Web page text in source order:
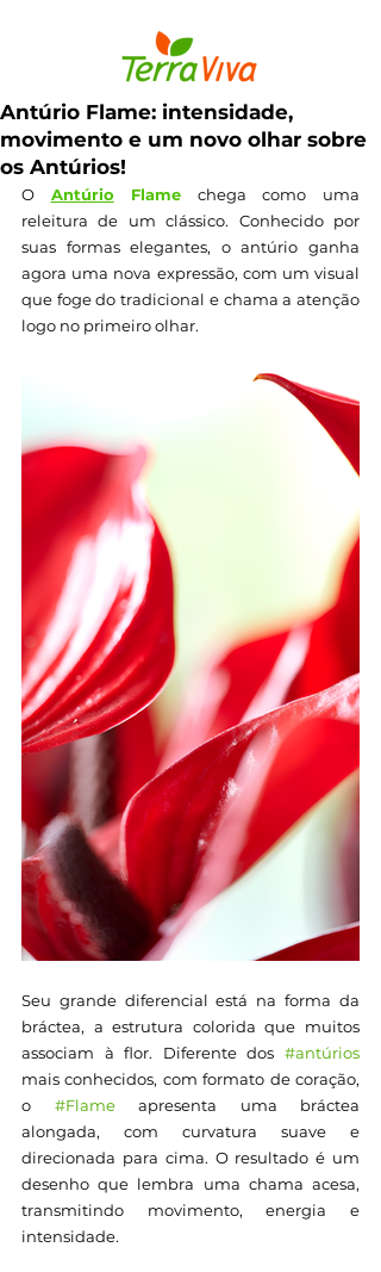
Antúrio Flame: intensidade,
movimento e um novo olhar sobre
os Antúrios!
O Antúrio Flame chega como uma
releitura de um clássico. Conhecido por
suas formas elegantes, o antúrio ganha
agora uma nova expressão, com um visual
que foge do tradicional e chama a atenção
logo no primeiro olhar.
Seu grande diferencial está na forma da
bráctea, a estrutura colorida que muitos
associam à flor. Diferente dos #antúrios
mais conhecidos, com formato de coração,
o #Flame apresenta uma bráctea
alongada, com curvatura suave e
direcionada para cima. O resultado é um
desenho que lembra uma chama acesa,
transmitindo movimento, energia e
intensidade.